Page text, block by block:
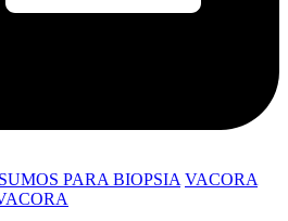
PARA BIOPSIA VACORA